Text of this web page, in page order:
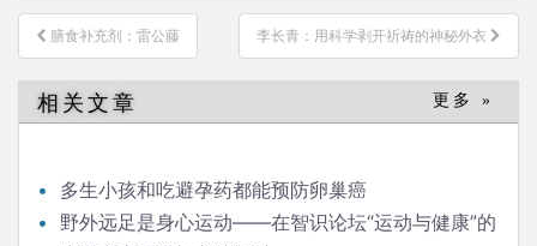
文
章
导
航
膳食补充剂：雷公藤 李长青：用科学剥开祈祷的神秘外衣
相关文章 更多 »
多生小孩和吃避孕药都能预防卵巢癌
野外远足是身心运动——在智识论坛“运动与健康”的